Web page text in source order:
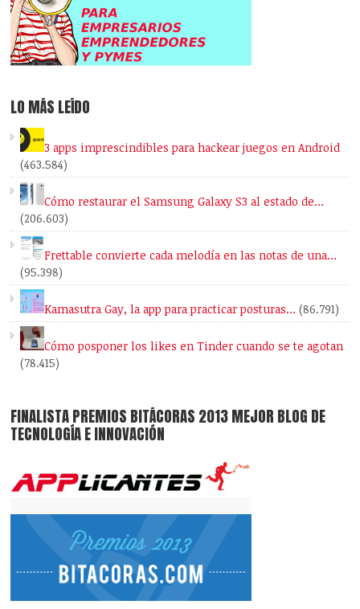
LO MÁS LEÍDO
3 apps imprescindibles para hackear juegos en Android
(463.584)
Cómo restaurar el Samsung Galaxy S3 al estado de…
(206.603)
Frettable convierte cada melodía en las notas de una…
(95.398)
Kamasutra Gay, la app para practicar posturas… (86.791)
Cómo posponer los likes en Tinder cuando se te agotan
(78.415)
FINALISTA PREMIOS BITÁCORAS 2013 MEJOR BLOG DE
TECNOLOGÍA E INNOVACIÓN